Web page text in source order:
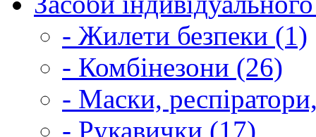
- Жилети безпеки (1)
- Комбінезони (26)
- Маски,
- Рукавички (17)